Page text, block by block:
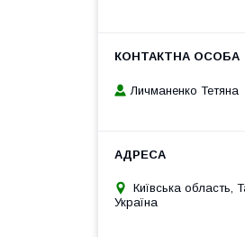
Личманенко Тетяна
Київська область,
Україна